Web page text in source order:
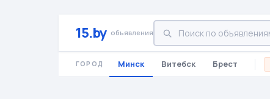
15.by объявления
ГОРОД Минск Витебск Брест